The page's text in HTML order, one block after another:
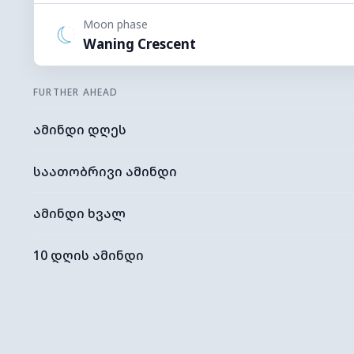
Moon phase
Waning Crescent
FURTHER AHEAD
ამინდი დღეს
საათობრივი ამინდი
ამინდი ხვალ
10 დღის ამინდი